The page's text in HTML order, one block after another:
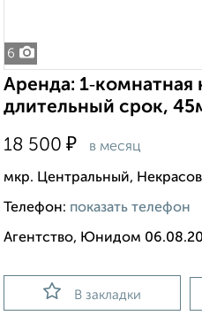
6
Аренда: 1‑комнатная
длительный срок,
18 500 ₽ в месяц
мкр. Центральный,
Телефон: показать телефон
Агентство, Юнидом
В закладки